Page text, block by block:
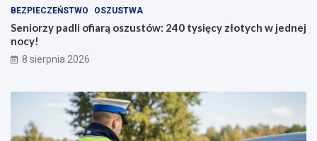
BEZPIECZEŃSTWO OSZUSTWA
Seniorzy padli ofiarą oszustów: 240 tysięcy złotych w jednej
nocy!
8 sierpnia 2026